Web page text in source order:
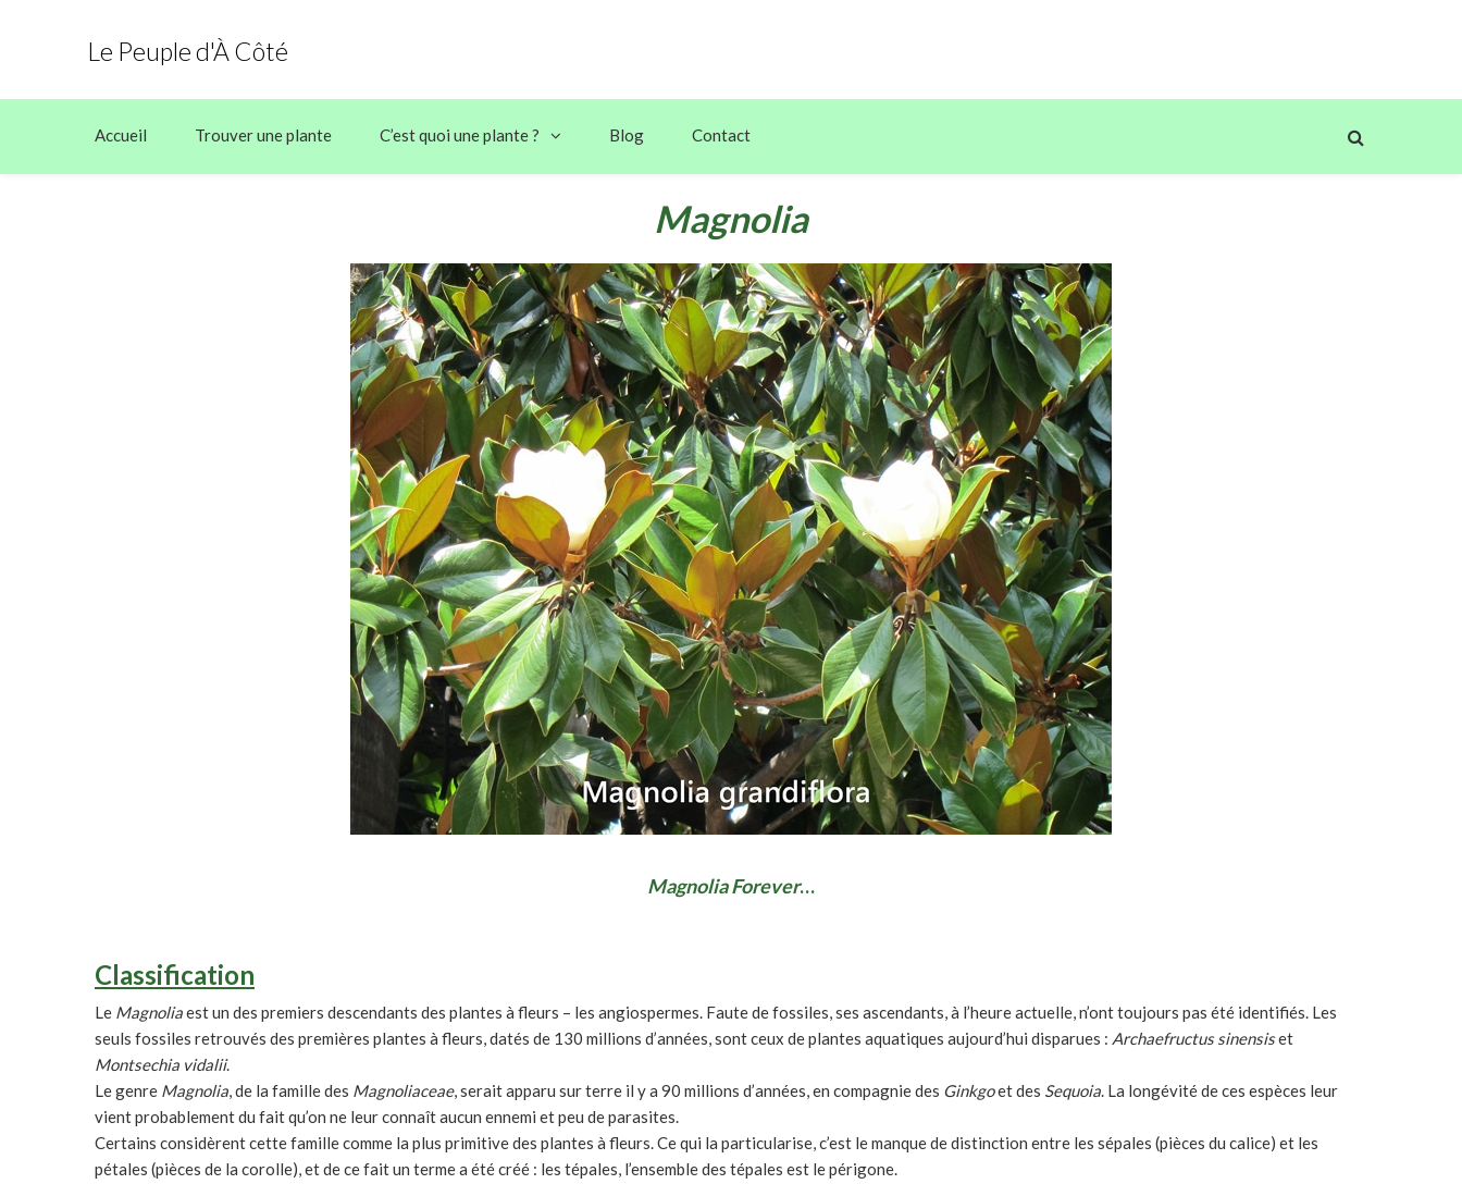
Le Peuple d'À Côté
Accueil Trouver une plante C’est quoi une plante ? Blog Contact
Magnolia
Magnolia Forever…
Classification
Le Magnoliaest un des premiers descendants des plantes à fleurs – les angiospermes. Faute de fossiles, ses ascendants, à l’heure actuelle, n’ont toujours pas été identifiés. Les
seuls fossiles retrouvés des premières plantes à fleurs, datés de 130 millions d’années, sont ceux de plantes aquatiques aujourd’hui disparues : Archaefructus sinensiset
Montsechia vidalii.
Le genre Magnolia, de la famille des Magnoliaceae, serait apparu sur terre il y a 90 millions d’années, en compagnie des Ginkgoet des Sequoia. La longévité de ces espèces leur
vient probablement du fait qu’on ne leur connaît aucun ennemi et peu de parasites.
Certains considèrent cette famille comme la plus primitive des plantes à fleurs. Ce qui la particularise, c’est le manque de distinction entre les sépales (pièces du calice) et les
pétales (pièces de la corolle), et de ce fait un terme a été créé : les tépales, l’ensemble des tépales est le périgone.